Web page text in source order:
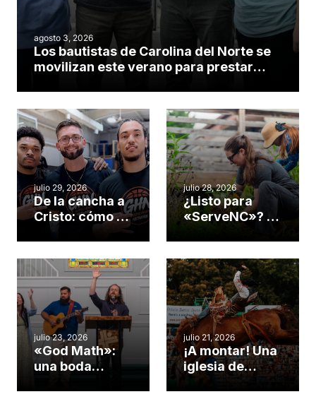
agosto 3, 2026
Los bautistas de Carolina del Norte se
movilizan este verano para prestar
julio 29, 2026
De la cancha a
Cristo: cómo el
gimnasio de
Cary se
convirtió en un
insólito campo
misionero te
cuento
julio 28, 2026
¿Listo para
«ServeNC»? 4
obra de Dios
durante la
Semana
ServeNC
julio 23, 2026
«God Math»:
una boda
julio 21, 2026
¡A montar! Una
iglesia de